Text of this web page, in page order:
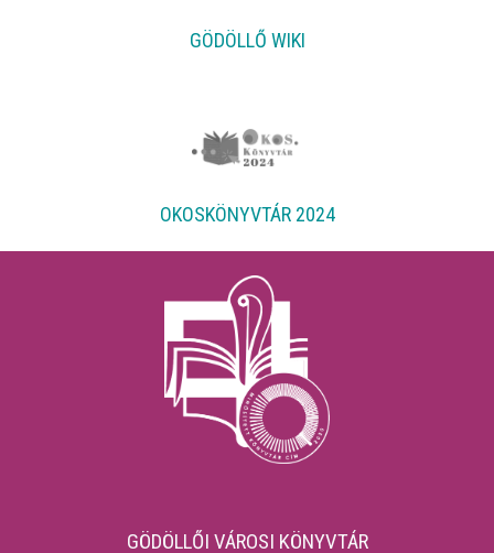
GÖDÖLLŐ WIKI
OKOSKÖNYVTÁR 2024
GÖDÖLLŐI VÁROSI KÖNYVTÁR